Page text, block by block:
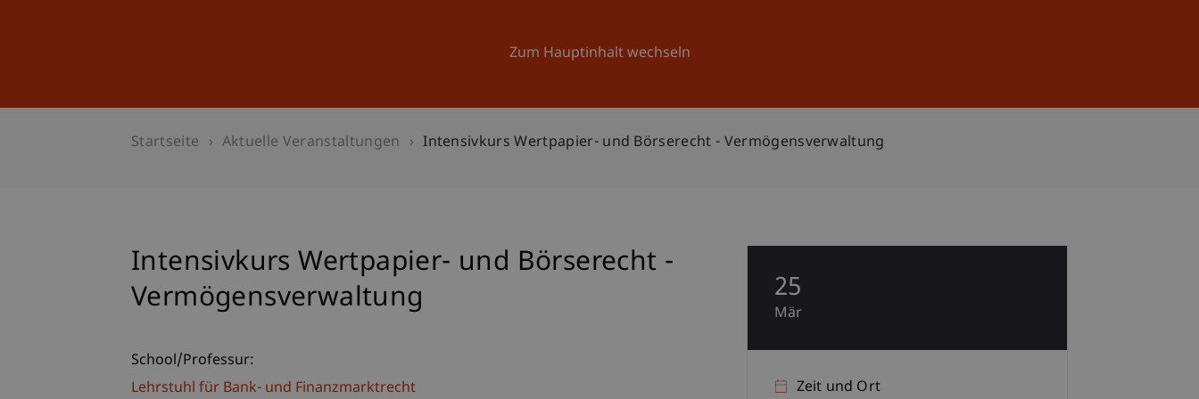
Zum Hauptinhalt wechseln
Universität Aktuelles
Startseite Aktuelle Veranstaltungen Intensivkurs Wertpapier- und Börserecht - Vermögensverwaltung
Intensivkurs Wertpapier- und Börserecht -
Vermögensverwaltung
School/Professur:
Lehrstuhl für Bank- und Finanzmarktrecht
25
Mär
Zeit und Ort